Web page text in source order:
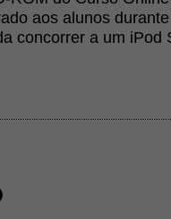
aos alunos
concorrer a um iPod